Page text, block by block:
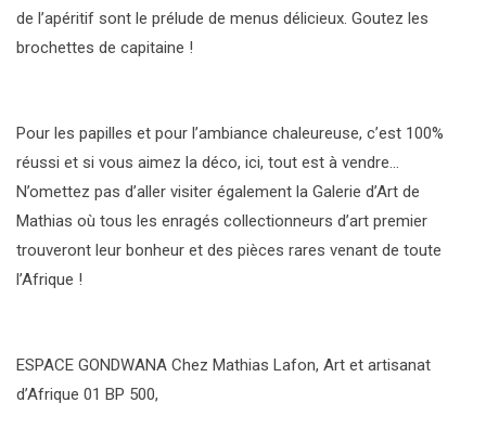
de l’apéritif sont le prélude de menus délicieux. Goutez les
brochettes de capitaine !
Pour les papilles et pour l’ambiance chaleureuse, c’est 100%
réussi et si vous aimez la déco, ici, tout est à vendre…
N’omettez pas d’aller visiter également la Galerie d’Art de
Mathias où tous les enragés collectionneurs d’art premier
trouveront leur bonheur et des pièces rares venant de toute
l’Afrique !
ESPACE GONDWANA Chez Mathias Lafon, Art et artisanat
d’Afrique 01 BP 500,